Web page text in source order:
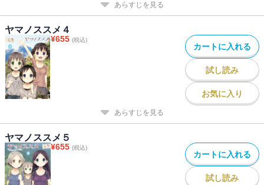
あらすじを見る
ヤマノススメ４
¥655 (税込)
カートに入れる
試し読み
お気に入り
あらすじを見る
ヤマノススメ５
¥655 (税込)
カートに入れる
試し読み